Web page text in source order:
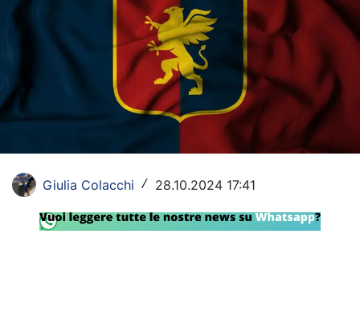
Calcio
Serie A
Champions League
Europa League
Altri Sport
Formula 1
Tennis
Giulia Colacchi / 28.10.2024 17:41